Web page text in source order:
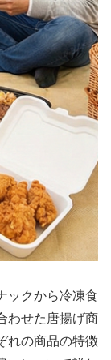
ックから冷凍食
わせた唐揚げ商
れの商品の特徴